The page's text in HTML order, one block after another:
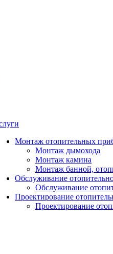
Монтаж отопительных
Монтаж дымохода
Монтаж камина
Монтаж банной,
Обслуживание
Обслуживание
Проектирование
Проектирование